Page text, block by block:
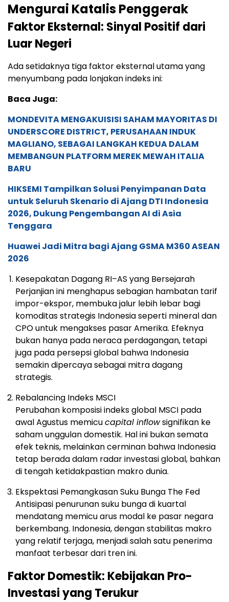
Mengurai Katalis Penggerak
Faktor Eksternal: Sinyal Positif dari
Luar Negeri
Ada setidaknya tiga faktor eksternal utama yang
menyumbang pada lonjakan indeks ini:
Baca Juga:
MONDEVITA MENGAKUISISI SAHAM MAYORITAS DI
UNDERSCORE DISTRICT, PERUSAHAAN INDUK
MAGLIANO, SEBAGAI LANGKAH KEDUA DALAM
MEMBANGUN PLATFORM MEREK MEWAH ITALIA
BARU
HIKSEMI Tampilkan Solusi Penyimpanan Data
untuk Seluruh Skenario di Ajang DTI Indonesia
2026, Dukung Pengembangan AI di Asia
Tenggara
Huawei Jadi Mitra bagi Ajang GSMA M360 ASEAN
2026
Kesepakatan Dagang RI–AS yang Bersejarah
Perjanjian ini menghapus sebagian hambatan tarif
impor-ekspor, membuka jalur lebih lebar bagi
komoditas strategis Indonesia seperti mineral dan
CPO untuk mengakses pasar Amerika. Efeknya
bukan hanya pada neraca perdagangan, tetapi
juga pada persepsi global bahwa Indonesia
semakin dipercaya sebagai mitra dagang
strategis.
Rebalancing Indeks MSCI
Perubahan komposisi indeks global MSCI pada
awal Agustus memicucapital inflowsignifikan ke
saham unggulan domestik. Hal ini bukan semata
efek teknis, melainkan cerminan bahwa Indonesia
tetap berada dalam radar investasi global, bahkan
di tengah ketidakpastian makro dunia.
Ekspektasi Pemangkasan Suku Bunga The Fed
Antisipasi penurunan suku bunga di kuartal
mendatang memicu arus modal ke pasar negara
berkembang. Indonesia, dengan stabilitas makro
yang relatif terjaga, menjadi salah satu penerima
manfaat terbesar dari tren ini.
Faktor Domestik: Kebijakan Pro-
Investasi yang Terukur